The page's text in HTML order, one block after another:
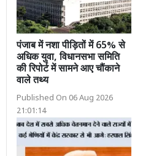
पंजाब में नशा पीड़ितों में 65% से
अधिक युवा, विधानसभा समिति
की रिपोर्ट में सामने आए चौंकाने
वाले तथ्य
Published On 06 Aug 2026
21:01:14